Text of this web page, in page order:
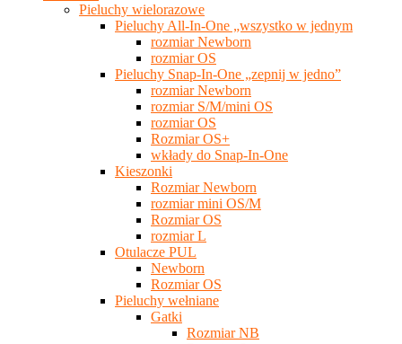
Pieluchy wielorazowe
Pieluchy All-In-One „wszystko w jednym
rozmiar Newborn
rozmiar OS
Pieluchy Snap-In-One „zepnij w jedno”
rozmiar Newborn
rozmiar S/M/mini OS
rozmiar OS
Rozmiar OS+
wkłady do Snap-In-One
Kieszonki
Rozmiar Newborn
rozmiar mini OS/M
Rozmiar OS
rozmiar L
Otulacze PUL
Newborn
Rozmiar OS
Pieluchy wełniane
Gatki
Rozmiar NB